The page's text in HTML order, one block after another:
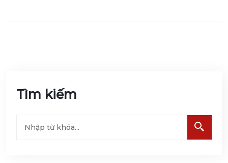
Tìm kiếm